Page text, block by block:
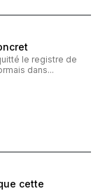
le registre de
dans...
cette